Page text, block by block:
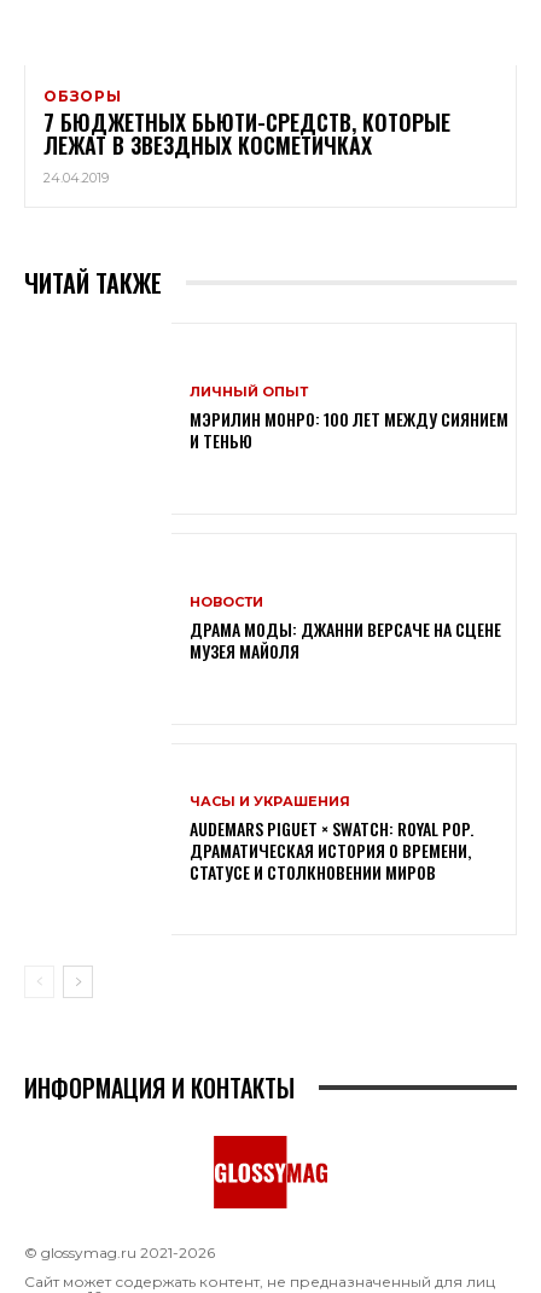
ОБЗОРЫ
7 БЮДЖЕТНЫХ БЬЮТИ-СРЕДСТВ, КОТОРЫЕ
ЛЕЖАТ В ЗВЕЗДНЫХ КОСМЕТИЧКАХ
24.04.2019
ЧИТАЙ ТАКЖЕ
ЛИЧНЫЙ ОПЫТ
МЭРИЛИН МОНРО: 100 ЛЕТ МЕЖДУ СИЯНИЕМ
И ТЕНЬЮ
НОВОСТИ
ДРАМА МОДЫ: ДЖАННИ ВЕРСАЧЕ НА СЦЕНЕ
МУЗЕЯ МАЙОЛЯ
ЧАСЫ И УКРАШЕНИЯ
AUDEMARS PIGUET × SWATCH: ROYAL POP.
ДРАМАТИЧЕСКАЯ ИСТОРИЯ О ВРЕМЕНИ,
СТАТУСЕ И СТОЛКНОВЕНИИ МИРОВ
ИНФОРМАЦИЯ И КОНТАКТЫ
© glossymag.ru 2021-2026
Сайт может содержать контент, не предназначенный для лиц